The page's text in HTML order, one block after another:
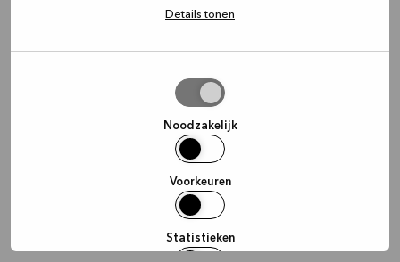
Details tonen
Noodzakelijk
Voorkeuren
Statistieken